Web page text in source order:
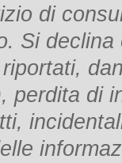
di
Si
perdita di